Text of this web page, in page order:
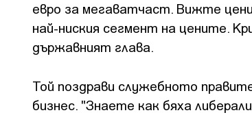
евро за мегаватчаст. Вижте
най-ниския сегмент на цените.
държавният глава.
Той поздрави служебното
бизнес. "Знаете как бяха